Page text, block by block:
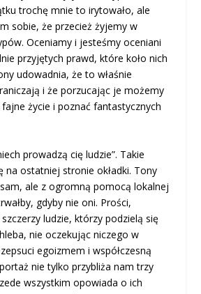
trochę mnie to irytowało, ale
sobie, że przecież żyjemy w
Oceniamy i jesteśmy oceniani
przyjętych prawd, które koło nich
udowadnia, że to właśnie
i że porzucając je możemy
życie i poznać fantastycznych
prowadzą cię ludzie”. Takie
na ostatniej stronie okładki. Tony
ale z ogromną pomocą lokalnej
gdyby nie oni. Prości,
ludzie, którzy podzielą się
nie oczekując niczego w
egoizmem i współczesną
nie tylko przybliża nam trzy
wszystkim opowiada o ich